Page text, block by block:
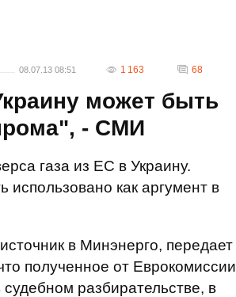
08.07.13 08:51 1 163 68
может быть
- СМИ
газа из ЕС в Украину.
как аргумент в
в Минэнерго, передает
полученное от Еврокомиссии
разбирательстве, в